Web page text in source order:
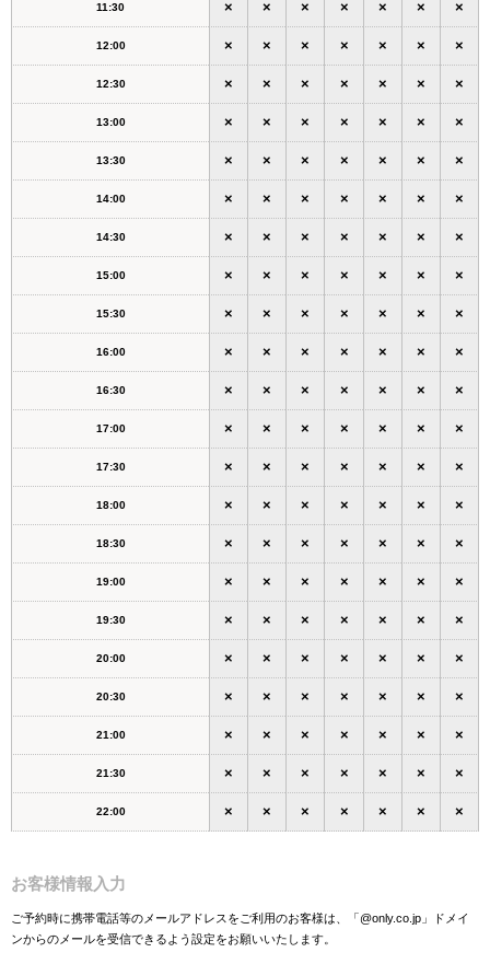
11:30 × × × × × × ×
12:00 × × × × × × ×
12:30 × × × × × × ×
13:00 × × × × × × ×
13:30 × × × × × × ×
14:00 × × × × × × ×
14:30 × × × × × × ×
15:00 × × × × × × ×
15:30 × × × × × × ×
16:00 × × × × × × ×
16:30 × × × × × × ×
17:00 × × × × × × ×
17:30 × × × × × × ×
18:00 × × × × × × ×
18:30 × × × × × × ×
19:00 × × × × × × ×
19:30 × × × × × × ×
20:00 × × × × × × ×
20:30 × × × × × × ×
21:00 × × × × × × ×
21:30 × × × × × × ×
22:00 × × × × × × ×
お客様情報入力
ご予約時に携帯電話等のメールアドレスをご利用のお客様は、「@only.co.jp」ドメイ
ンからのメールを受信できるよう設定をお願いいたします。